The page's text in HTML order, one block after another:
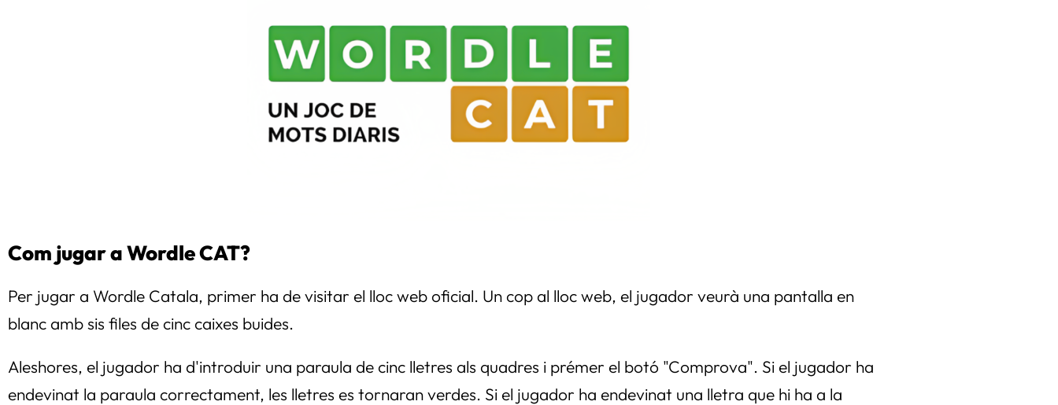
Com jugar a Wordle CAT?
Per jugar a Wordle Catala, primer ha de visitar el lloc web oficial. Un cop al lloc web, el jugador veurà una pantalla en
blanc amb sis files de cinc caixes buides.
Aleshores, el jugador ha d'introduir una paraula de cinc lletres als quadres i prémer el botó "Comprova". Si el jugador ha
endevinat la paraula correctament, les lletres es tornaran verdes. Si el jugador ha endevinat una lletra que hi ha a la